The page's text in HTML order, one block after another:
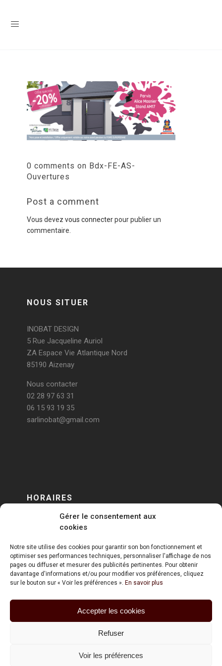
Gérer le consentement aux
cookies
Notre site utilise des cookies pour garantir son bon fonctionnement et
optimiser ses performances techniques, personnaliser l'affichage de nos
pages ou diffuser et mesurer des publicités pertinentes. Pour obtenir
davantage d'informations et/ou pour modifier vos préférences, cliquez
sur le bouton sur « Voir les préférences ». En savoir plus
Accepter les cookies
Refuser
Voir les préférences
0 comments on Bdx-FE-AS-
Ouvertures
Post a comment
Vous devez vous connecterpour publier un
commentaire.
NOUS SITUER
INOBAT DESIGN
5 Rue Jacqueline Auriol
ZA Espace Vie Atlantique Nord
85190 Aizenay
Nous contacter
02 28 97 63 31
06 15 93 19 35
sarlinobat@gmail.com
HORAIRES
DU LUNDI AU VENDREDI